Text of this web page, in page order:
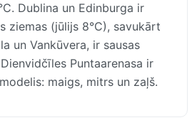
Dublina un Edinburga ir
ziemas (jūlijs 8°C), savukārt
un Vankūvera, ir sausas
Puntaarenasa ir
maigs, mitrs un zaļš.